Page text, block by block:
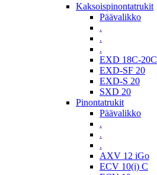
Kaksoispinontatrukit
Päävalikko
.
.
.
EXD 18C-20C
EXD-SF 20
EXD-S 20
SXD 20
Pinontatrukit
Päävalikko
.
.
.
AXV 12 iGo
ECV 10(i) C